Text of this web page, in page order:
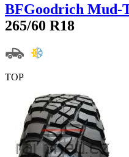
BFGoodrich Mud-
265/60 R18
TOP